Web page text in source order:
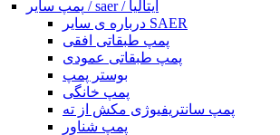
پمپ سایر / saer / ایتالیا
درباره ی سایر SAER
پمپ طبقاتی افقی
پمپ طبقاتی عمودی
بوستر پمپ
پمپ خانگی
پمپ سانتریفیوژی مکش از ته
پمپ شناور